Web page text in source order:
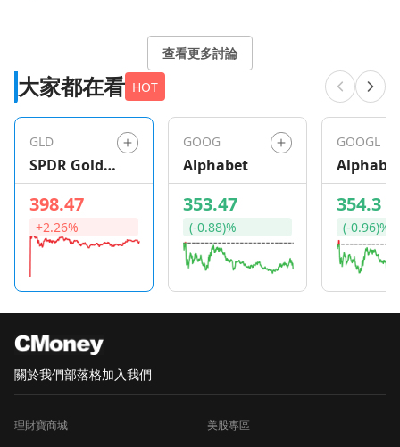
2025年首次成為最受歡迎遷移地的奧勒岡州，以及佛
羅里達州和德州，如今遷移趨勢趨於平衡。南方和南
大西洋地區的西維吉尼亞州、南卡羅來納州、北卡羅
來納州、阿肯色州、阿拉巴馬州和德拉瓦州成為主要
遷入地區。這表明美國人正在尋求更慢的生活步調。
年輕世代偏好新澤西，退休族則移出該州 根據報告，
年輕的千禧世代和Z世代偏好生活成本較紐約市低的新
澤西州，但退休族群則選擇移出，使其成為遷出率最
高的州。這反映出遷移原因轉向基本生活成本和生活
方式的考量。 商業房地產投資策略需調整 BGO首席經
濟學家Ryan Severino指出，隨著人口增長、家庭形成
率和遷移率的放緩，投資者需要更謹慎地選擇投資地
點。投資者應考慮提供更平價的住宅、辦公園區和中
低收入零售空間，以應對這些趨勢。 南方地區的商業
房地產投資需更具策略性 商業房地產數據和分析平台
Lightbox的數據策略主管Manus Clancy表示，儘管南
方地區仍吸引著尋求生活成本低廉的美國人，但租金
下降和供應過剩的現象正在出現。投資者需要在零售
查看更多討論
大家都在看 HOT
GLD
SPDR Gold
Shares
398.47
+2.26%
GOOG
Alphabet
353.47
(-0.88)%
GOOGL
354.3
(-0.96)%
關於我們部落格加入我們
理財寶商城 美股專區